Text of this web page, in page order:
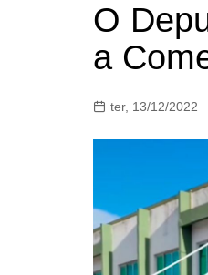
O
a
ter, 13/12/2022